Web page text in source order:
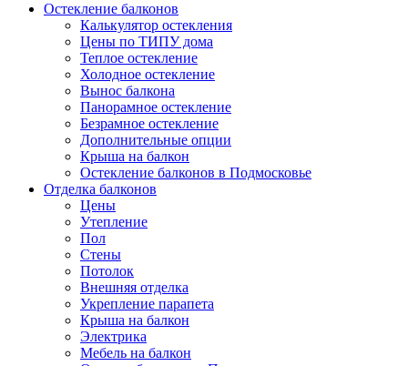
Остекление балконов
Калькулятор остекления
Цены по ТИПУ дома
Теплое остекление
Холодное остекление
Вынос балкона
Панорамное остекление
Безрамное остекление
Дополнительные опции
Крыша на балкон
Остекление балконов в Подмосковье
Отделка балконов
Цены
Утепление
Пол
Стены
Потолок
Внешняя отделка
Укрепление парапета
Крыша на балкон
Электрика
Мебель на балкон